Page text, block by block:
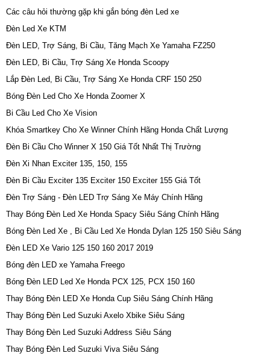
Các câu hỏi thường gặp khi gắn bóng đèn Led xe
Đèn Led Xe KTM
Đèn LED, Trợ Sáng, Bi Cầu, Tăng Mạch Xe Yamaha FZ250
Đèn LED, Bi Cầu, Trợ Sáng Xe Honda Scoopy
Lắp Đèn Led, Bi Cầu, Trợ Sáng Xe Honda CRF 150 250
Bóng Đèn Led Cho Xe Honda Zoomer X
Bi Cầu Led Cho Xe Vision
Khóa Smartkey Cho Xe Winner Chính Hãng Honda Chất Lượng
Đèn Bi Cầu Cho Winner X 150 Giá Tốt Nhất Thị Trường
Đèn Xi Nhan Exciter 135, 150, 155
Đèn Bi Cầu Exciter 135 Exciter 150 Exciter 155 Giá Tốt
Đèn Trợ Sáng - Đèn LED Trợ Sáng Xe Máy Chính Hãng
Thay Bóng Đèn Led Xe Honda Spacy Siêu Sáng Chính Hãng
Bóng Đèn Led Xe , Bi Cầu Led Xe Honda Dylan 125 150 Siêu Sáng
Đèn LED Xe Vario 125 150 160 2017 2019
Bóng đèn LED xe Yamaha Freego
Bóng Đèn LED Led Xe Honda PCX 125, PCX 150 160
Thay Bóng Đèn LED Xe Honda Cup Siêu Sáng Chính Hãng
Thay Bóng Đèn Led Suzuki Axelo Xbike Siêu Sáng
Thay Bóng Đèn Led Suzuki Address Siêu Sáng
Thay Bóng Đèn Led Suzuki Viva Siêu Sáng